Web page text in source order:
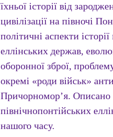
їхньої історії від
цивілізації на півночі
політичні аспекти
еллінських держав,
оборонної зброї,
окремі «роди військ»
Причорномор’я. Описано
північнопонтійських
нашого часу.